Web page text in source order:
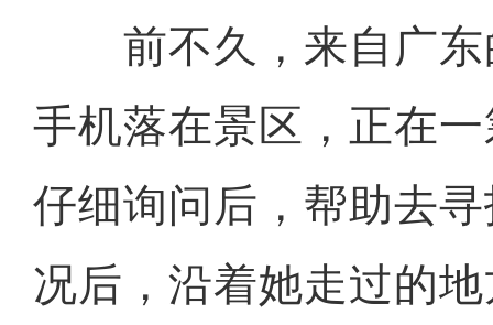
前不久，来自广东
手机落在景区，正在
仔细询问后，帮助去
况后，沿着她走过的